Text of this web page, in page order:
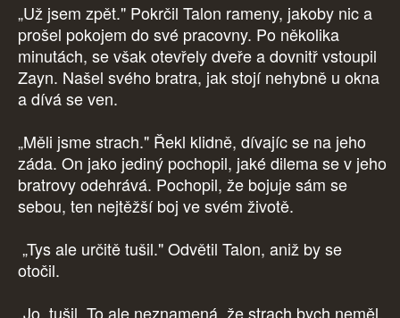
„Už jsem zpět." Pokrčil Talon rameny, jakoby nic a
prošel pokojem do své pracovny. Po několika
minutách, se však otevřely dveře a dovnitř vstoupil
Zayn. Našel svého bratra, jak stojí nehybně u okna
a dívá se ven.
„Měli jsme strach." Řekl klidně, dívajíc se na jeho
záda. On jako jediný pochopil, jaké dilema se v jeho
bratrovy odehrává. Pochopil, že bojuje sám se
sebou, ten nejtěžší boj ve svém životě.
„Tys ale určitě tušil." Odvětil Talon, aniž by se
otočil.
„Jo, tušil. To ale neznamená, že strach bych neměl.